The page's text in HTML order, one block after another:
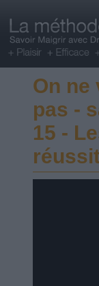
On ne
pas -
15 -